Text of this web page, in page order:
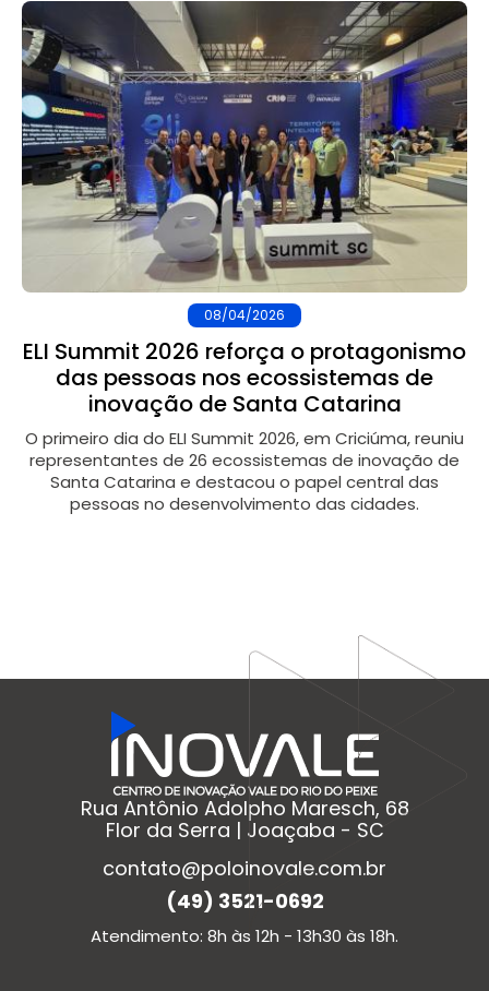
08/04/2026
ELI Summit 2026 reforça o protagonismo
das pessoas nos ecossistemas de
inovação de Santa Catarina
O primeiro dia do ELI Summit 2026, em Criciúma, reuniu
representantes de 26 ecossistemas de inovação de
Santa Catarina e destacou o papel central das
pessoas no desenvolvimento das cidades.
Rua Antônio Adolpho Maresch, 68
Flor da Serra | Joaçaba - SC
contato@poloinovale.com.br
(49) 3521-0692
Atendimento: 8h às 12h - 13h30 às 18h.